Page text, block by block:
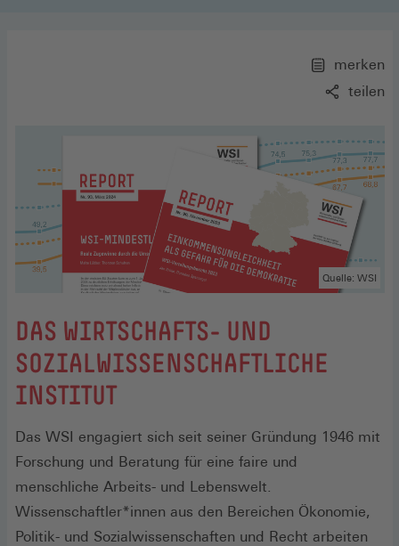
merken
teilen
Quelle: WSI
DAS WIRTSCHAFTS- UND
SOZIALWISSENSCHAFTLICHE
INSTITUT
Das WSI engagiert sich seit seiner Gründung 1946 mit
Forschung und Beratung für eine faire und
menschliche Arbeits- und Lebenswelt.
Wissenschaftler*innen aus den Bereichen Ökonomie,
Politik- und Sozialwissenschaften und Recht arbeiten